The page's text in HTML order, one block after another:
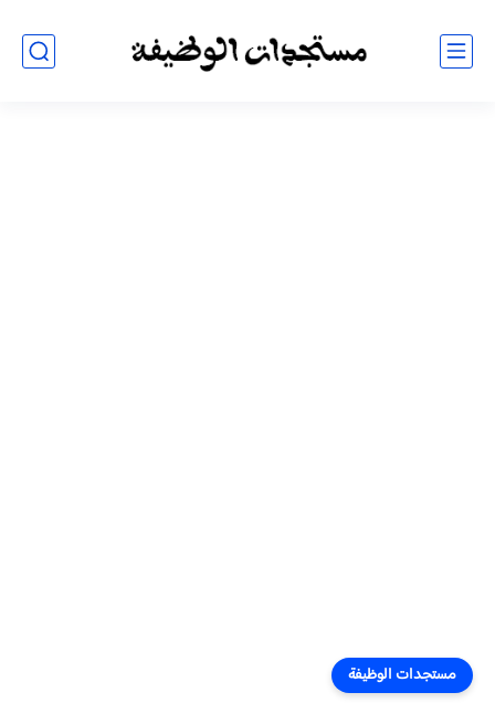
مستجدات الوظيفة